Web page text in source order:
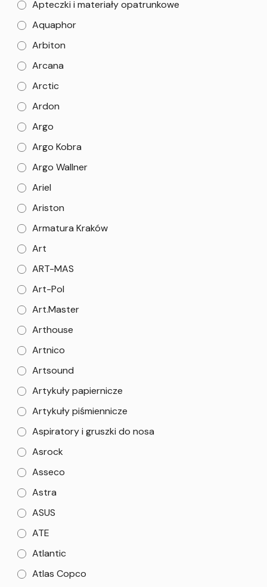
Apteczki i materiały opatrunkowe
Aquaphor
Arbiton
Arcana
Arctic
Ardon
Argo
Argo Kobra
Argo Wallner
Ariel
Ariston
Armatura Kraków
Art
ART-MAS
Art-Pol
Art.Master
Arthouse
Artnico
Artsound
Artykuły papiernicze
Artykuły piśmiennicze
Aspiratory i gruszki do nosa
Asrock
Asseco
Astra
ASUS
ATE
Atlantic
Atlas Copco